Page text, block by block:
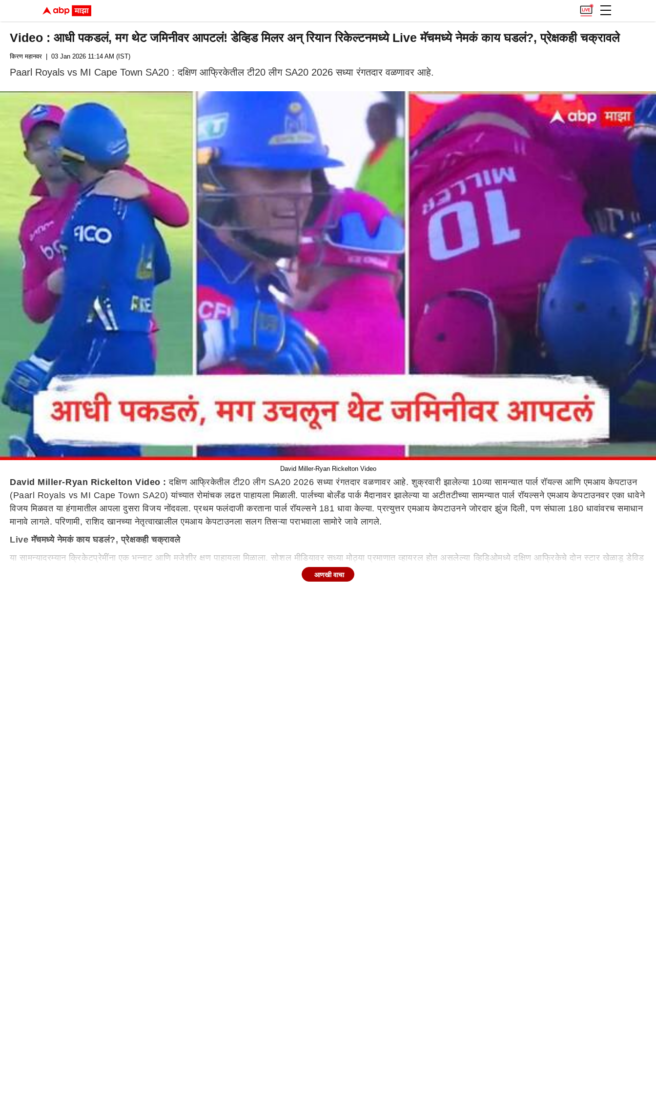
Video : आधी पकडलं, मग थेट जमिनीवर आपटलं! डेव्हिड मिलर अन् रियान रिकेल्टनमध्ये Live मॅचमध्ये नेमकं काय घडलं?, प्रेक्षकही चक्रावले
किरण महानवर | 03 Jan 2026 11:14 AM (IST)
Paarl Royals vs MI Cape Town SA20 : दक्षिण आफ्रिकेतील टी20 लीग SA20 2026 सध्या रंगतदार वळणावर आहे.
David Miller-Ryan Rickelton Video
David Miller-Ryan Rickelton Video : दक्षिण आफ्रिकेतील टी20 लीग SA20 2026 सध्या रंगतदार वळणावर आहे. शुक्रवारी झालेल्या 10व्या सामन्यात पार्ल रॉयल्स आणि एमआय केपटाउन
(Paarl Royals vs MI Cape Town SA20) यांच्यात रोमांचक लढत पाहायला मिळाली. पार्लच्या बोलँड पार्क मैदानावर झालेल्या या अटीतटीच्या सामन्यात पार्ल रॉयल्सने एमआय केपटाउनवर एका धावेने
विजय मिळवत या हंगामातील आपला दुसरा विजय नोंदवला. प्रथम फलंदाजी करताना पार्ल रॉयल्सने 181 धावा केल्या. प्रत्युत्तर एमआय केपटाउनने जोरदार झुंज दिली, पण संघाला 180 धावांवरच समाधान
मानावे लागले. परिणामी, राशिद खानच्या नेतृत्वाखालील एमआय केपटाउनला सलग तिसऱ्या पराभवाला सामोरे जावे लागले.
Live मॅचमध्ये नेमकं काय घडलं?, प्रेक्षकही चक्रावले
या सामन्यादरम्यान क्रिकेटप्रेमींना एक भन्नाट आणि मजेशीर क्षण पाहायला मिळाला. सोशल मीडियावर सध्या मोठ्या प्रमाणात व्हायरल होत असलेल्या व्हिडिओमध्ये दक्षिण आफ्रिकेचे दोन स्टार खेळाडू डेविड
मिलर आणि रायन रिकेल्टन थेट मैदानावर कुस्ती करताना दिसत आहेत. दोघेही जमिनीवर कोसळले आणि प्रेक्षकांसह समालोचकांनाही हसू आवरेना.
आणखी वाचा